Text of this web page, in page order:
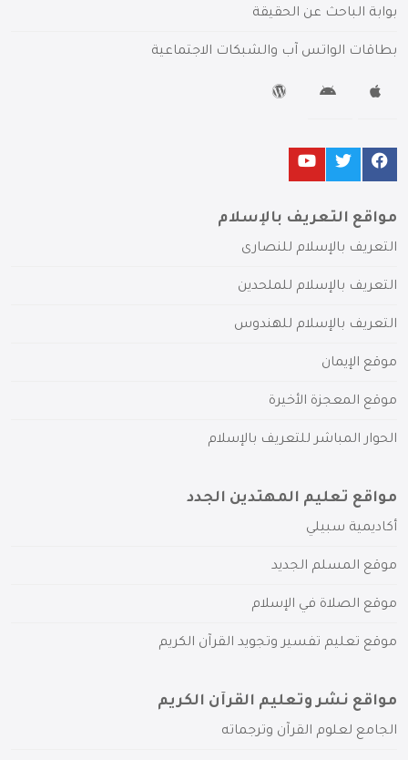
بوابة الباحث عن الحقيقة
بطاقات الواتس آب والشبكات الاجتماعية
مواقع التعريف بالإسلام
التعريف بالإسلام للنصارى
التعريف بالإسلام للملحدين
التعريف بالإسلام للهندوس
موقع الإيمان
موقع المعجزة الأخيرة
الحوار المباشر للتعريف بالإسلام
مواقع تعليم المهتدين الجدد
أكاديمية سبيلي
موقع المسلم الجديد
موقع الصلاة في الإسلام
موقع تعليم تفسير وتجويد القرآن الكريم
مواقع نشر وتعليم القرآن الكريم
الجامع لعلوم القرآن وترجماته